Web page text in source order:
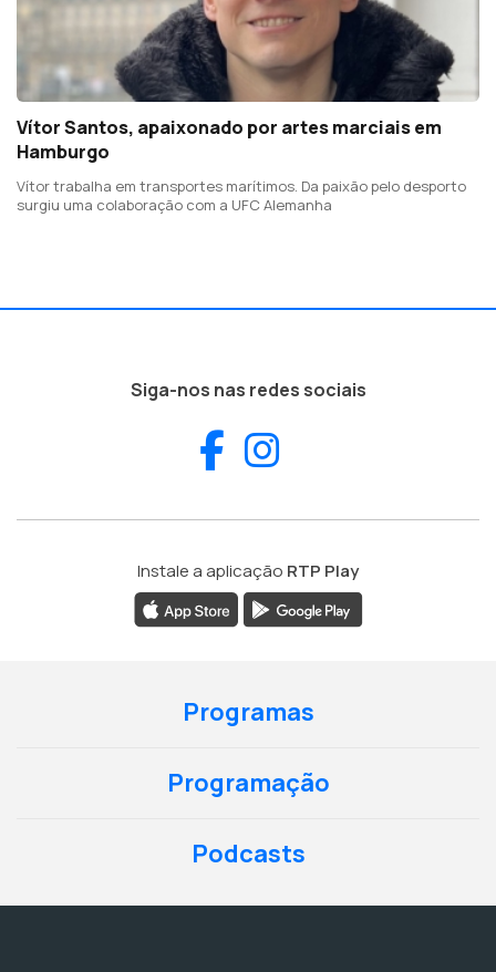
Vítor Santos, apaixonado por artes marciais em
Hamburgo
Vítor trabalha em transportes marítimos. Da paixão pelo desporto
surgiu uma colaboração com a UFC Alemanha
Siga-nos nas redes sociais
Facebook
Instale a aplicação RTP Play
Programas
Programação
Podcasts